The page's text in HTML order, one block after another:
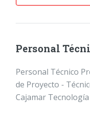
Personal
Personal Técnico
de Proyecto -
Cajamar Tecnología